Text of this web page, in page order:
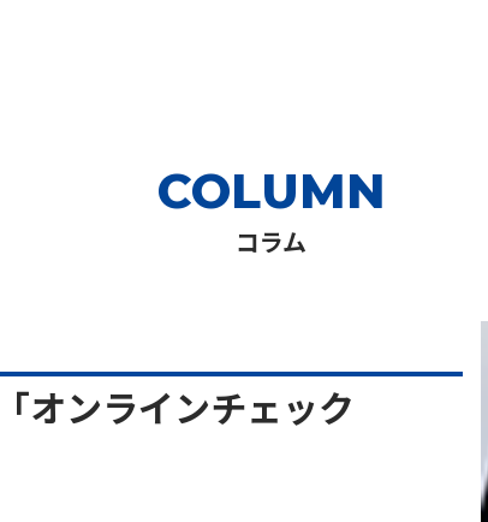
COLUMN
コラム
オンラインチェック